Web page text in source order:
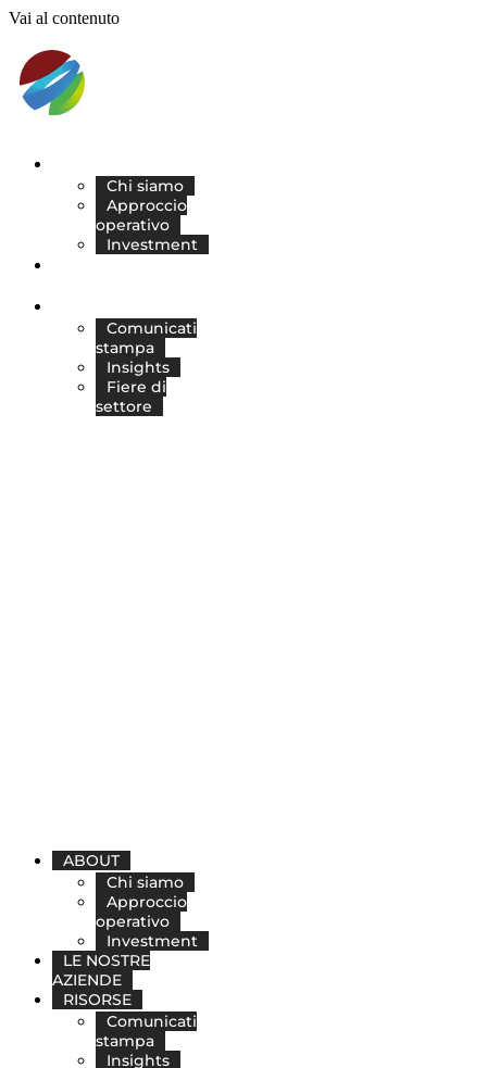
Vai al contenuto
Chi siamo
Approccio
operativo
Investment
Comunicati
stampa
Insights
Fiere di
settore
ABOUT
Chi siamo
Approccio
operativo
Investment
LE NOSTRE
AZIENDE
RISORSE
Comunicati
stampa
Insights